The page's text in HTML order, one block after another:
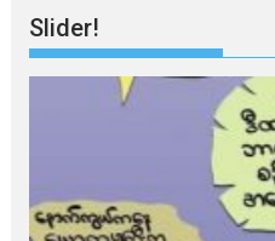
Slider!